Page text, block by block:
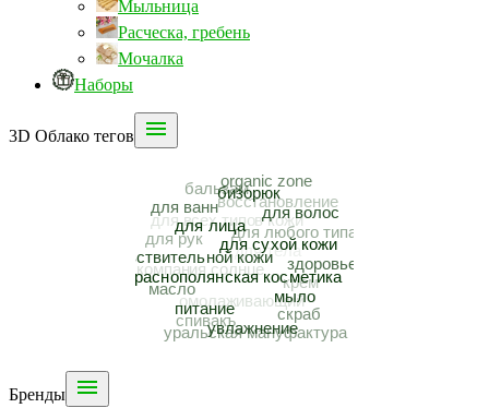
Мыльница
Расческа, гребень
Мочалка
Наборы
3D Облако тегов 
Бренды 